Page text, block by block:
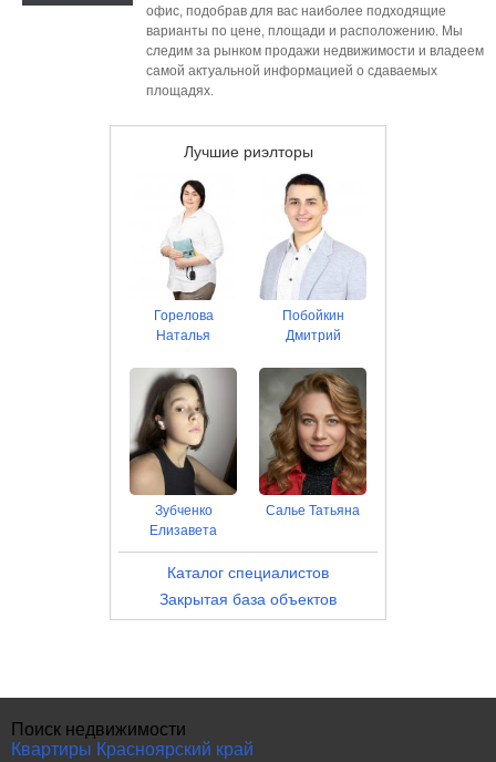
офис, подобрав для вас наиболее подходящие
варианты по цене, площади и расположению. Мы
следим за рынком продажи недвижимости и владеем
самой актуальной информацией о сдаваемых
площадях.
Лучшие риэлторы
Горелова
Наталья
Побойкин
Дмитрий
Зубченко
Елизавета
Салье Татьяна
Каталог специалистов
Закрытая база объектов
Поиск недвижимости
Квартиры Красноярский край